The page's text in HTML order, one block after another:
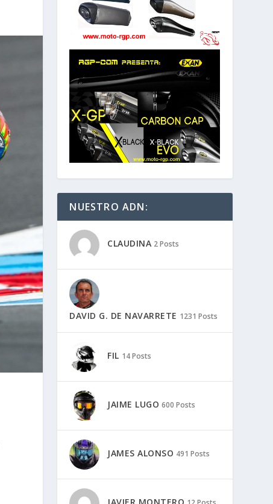
NUESTRO ADN:
CLAUDINA 2 Posts
DAVID G. DE NAVARRETE 1231 Posts
FIL 14 Posts
JAIME LUGO 600 Posts
JAMES ALONSO 491 Posts